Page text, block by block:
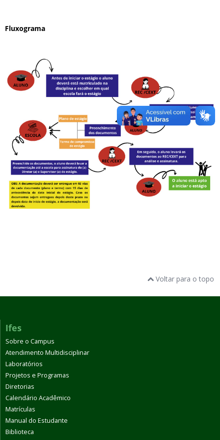
Fluxograma
Voltar para o topo
Ifes
Sobre o Campus
Atendimento Multidisciplinar
Laboratórios
Projetos e Programas
Diretorias
Calendário Acadêmico
Matrículas
Manual do Estudante
Biblioteca